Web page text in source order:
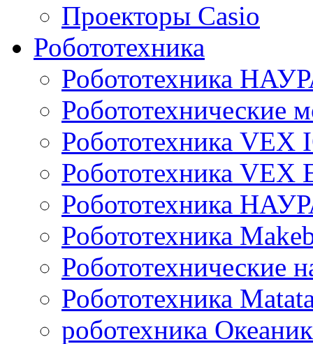
Проекторы Casio
Робототехника
Робототехника
Робототехнические
Робототехника VEX
Робототехника VEX
Робототехника
Робототехника
Робототехнические
Робототехника
роботехника